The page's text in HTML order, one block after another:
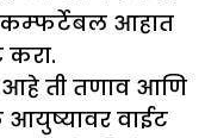
कम्फर्टेबल आहात
आहे ती तणाव आणि
वाईट